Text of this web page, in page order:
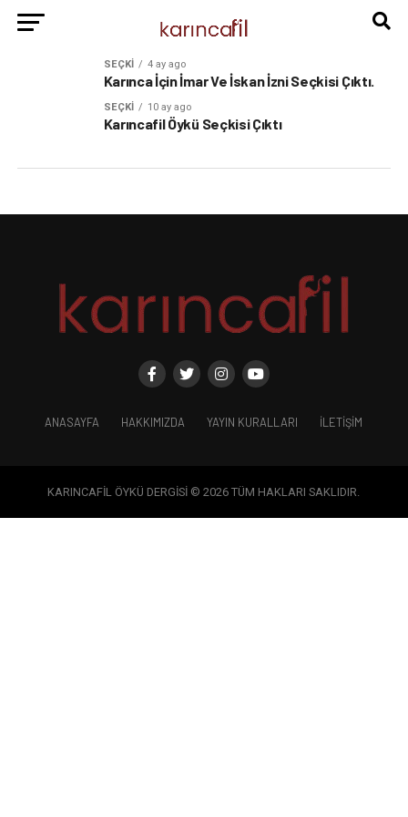
SEÇKI 4 ay ago
Karınca İçin İmar Ve İskan İzni Seçkisi Çıktı.
SEÇKI 10 ay ago
Karıncafil Öykü Seçkisi Çıktı
ANASAYFA HAKKIMIZDA YAYIN KURALLARI İLETIŞIM
KARINCAFİL ÖYKÜ DERGİSİ © 2026 TÜM HAKLARI SAKLIDIR.